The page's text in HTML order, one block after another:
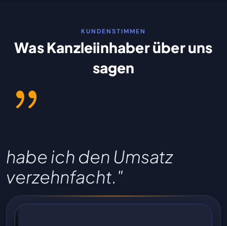
KUNDENSTIMMEN
Was Kanzleiinhaber über uns
sagen
habe ich den Umsatz
verzehnfacht."